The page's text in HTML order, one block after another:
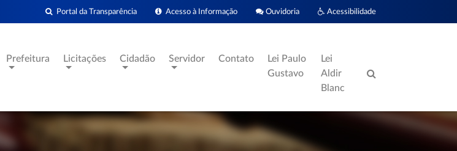
Acessibilidade
Ouvidoria
Acesso à Informação
Portal da Transparência
Prefeitura Licitações Cidadão Servidor Contato
Lei Paulo
Gustavo
Lei
Aldir
Blanc